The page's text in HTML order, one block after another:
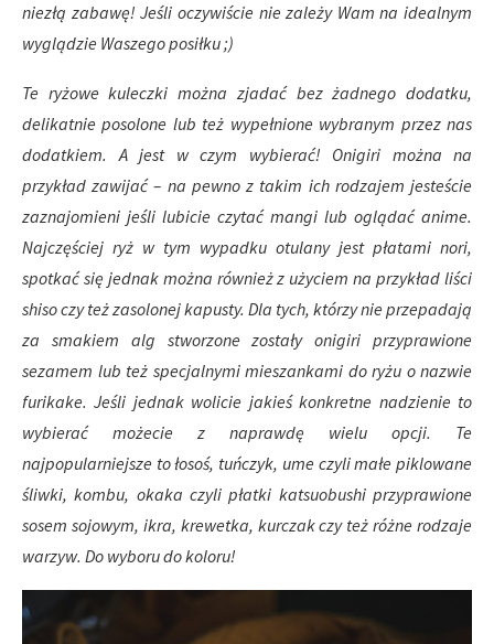
niezłą zabawę! Jeśli oczywiście nie zależy Wam na idealnym
wyglądzie Waszego posiłku ;)
Te ryżowe kuleczki można zjadać bez żadnego dodatku,
delikatnie posolone lub też wypełnione wybranym przez nas
dodatkiem. A jest w czym wybierać! Onigiri można na
przykład zawijać – na pewno z takim ich rodzajem jesteście
zaznajomieni jeśli lubicie czytać mangi lub oglądać anime.
Najczęściej ryż w tym wypadku otulany jest płatami nori,
spotkać się jednak można również z użyciem na przykład liści
shiso czy też zasolonej kapusty. Dla tych, którzy nie przepadają
za smakiem alg stworzone zostały onigiri przyprawione
sezamem lub też specjalnymi mieszankami do ryżu o nazwie
furikake. Jeśli jednak wolicie jakieś konkretne nadzienie to
wybierać możecie z naprawdę wielu opcji. Te
najpopularniejsze to łosoś, tuńczyk, ume czyli małe piklowane
śliwki, kombu, okaka czyli płatki katsuobushi przyprawione
sosem sojowym, ikra, krewetka, kurczak czy też różne rodzaje
warzyw. Do wyboru do koloru!